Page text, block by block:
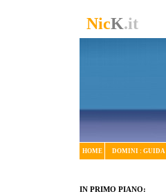
NicK.it
HOME DOMINI : GUIDA
IN PRIMO PIANO: